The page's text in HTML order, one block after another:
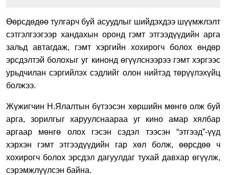
Өөрсдөдөө тулгарч буй асуудлыг шийдэхдээ шүүмжлэлт
сэтгэлгээгээр хандахын оронд гэмт этгээдүүдийн арга
зальд автагдаж, гэмт хэргийн хохирогч болох өндөр
эрсдэлтэй болохыг уг кинонд өгүүлснээрээ гэмт хэргээс
урьдчилан сэргийлэх сэдлийг олон нийтэд төрүүлэхүйц
болжээ.
Жүжигчин Н.Ялалтын бүтээсэн хөршийн мөнгө олж буй
арга, зорилгыг харуулснаараа уг кино амар хялбар
аргаар мөнгө олох гэсэн сэдэл тээсэн “этгээд”-үүд
хэрхэн гэмт этгээдүүдийн гар хөл болж, өөрсдөө ч
хохирогч болох эрсдэл дагуулдаг тухай давхар өгүүлж,
сэрэмжлүүлсэн байна.